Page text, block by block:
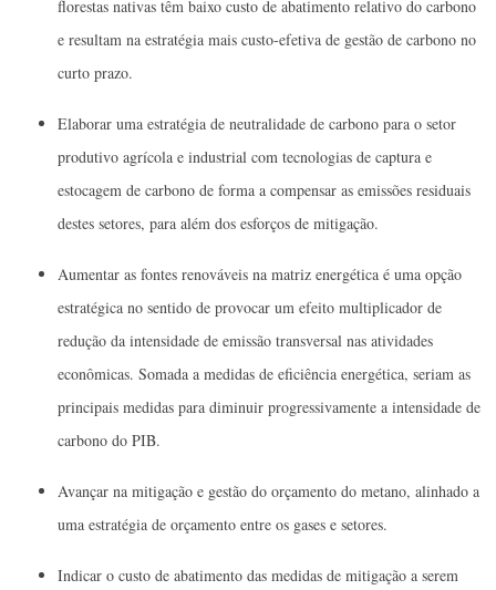
florestas nativas têm baixo custo de abatimento relativo do carbono
e resultam na estratégia mais custo-efetiva de gestão de carbono no
curto prazo.
Elaborar uma estratégia de neutralidade de carbono para o setor
produtivo agrícola e industrial com tecnologias de captura e
estocagem de carbono de forma a compensar as emissões residuais
destes setores, para além dos esforços de mitigação.
Aumentar as fontes renováveis na matriz energética é uma opção
estratégica no sentido de provocar um efeito multiplicador de
redução da intensidade de emissão transversal nas atividades
econômicas. Somada a medidas de eficiência energética, seriam as
principais medidas para diminuir progressivamente a intensidade de
carbono do PIB.
Avançar na mitigação e gestão do orçamento do metano, alinhado a
uma estratégia de orçamento entre os gases e setores.
Indicar o custo de abatimento das medidas de mitigação a serem